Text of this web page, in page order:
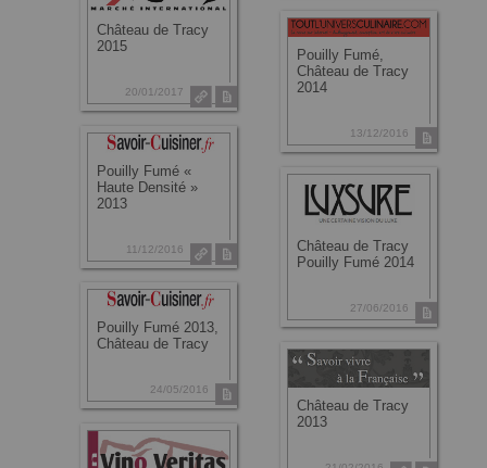
Château de Tracy
2015
20/01/2017
Pouilly Fumé,
Château de Tracy
2014
13/12/2016
Pouilly Fumé «
Haute Densité »
2013
11/12/2016
Château de Tracy
Pouilly Fumé 2014
27/06/2016
Pouilly Fumé 2013,
Château de Tracy
24/05/2016
Château de Tracy
2013